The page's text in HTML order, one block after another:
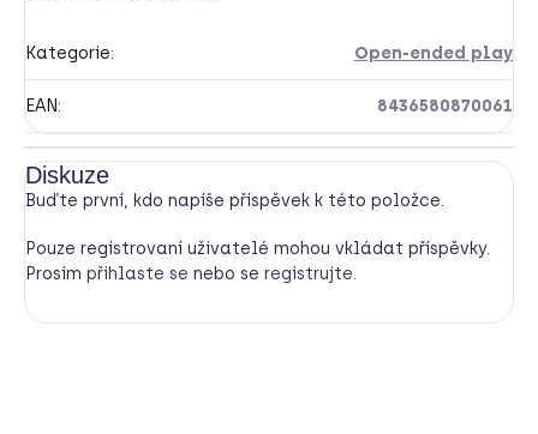
Kategorie: Open-ended play
EAN: 8436580870061
Diskuze
Buďte první, kdo napíše příspěvek k této položce.
Pouze registrovaní uživatelé mohou vkládat příspěvky.
Prosím přihlaste se nebo se registrujte.